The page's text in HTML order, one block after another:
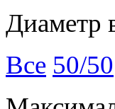
Диаметр
Все 50/50